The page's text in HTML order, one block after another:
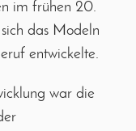
im frühen 20.
das Modeln
entwickelte.
war die